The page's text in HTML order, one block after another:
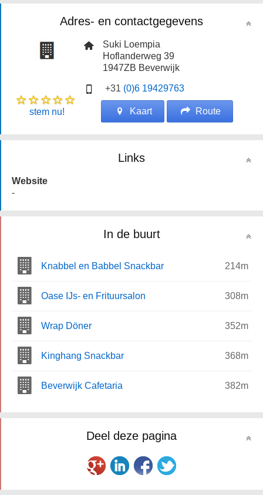
Adres- en contactgegevens
Suki Loempia
Hoflanderweg 39
1947ZB Beverwijk
+31 (0)6 19429763
stem nu! Kaart Route
Links
Website
-
In de buurt
Knabbel en Babbel Snackbar 214m
Oase IJs- en Frituursalon 308m
Wrap Döner 352m
Kinghang Snackbar 368m
Beverwijk Cafetaria 382m
Deel deze pagina